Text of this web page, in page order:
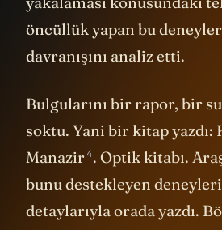
öncüllük yapan bu
davranışını analiz etti.
Bulgularını bir rapor, bir
soktu. Yani bir kitap yazdı:
Manazir4. Optik kitabı.
bunu destekleyen
detaylarıyla orada yazdı.